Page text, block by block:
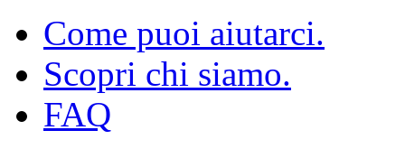
Come puoi aiutarci.
Scopri chi siamo.
FAQ